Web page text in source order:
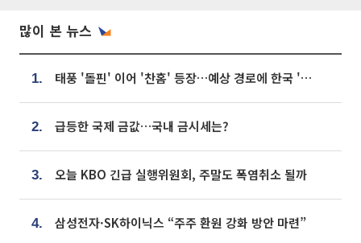
많이 본 뉴스
1. 태풍 '돌핀' 이어 '찬홈' 등장…예상 경로에 한국 '한숨'
2. 급등한 국제 금값…국내 금시세는?
3. 오늘 KBO 긴급 실행위원회, 주말도 폭염취소 될까
4. 삼성전자·SK하이닉스 “주주 환원 강화 방안 마련”